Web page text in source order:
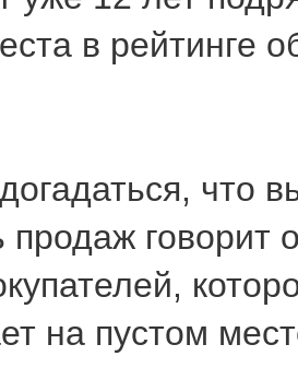
в рейтинге
что
продаж говорит
на пустом